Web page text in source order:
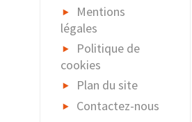
Mentions
légales
Politique de
cookies
Plan du site
Contactez-nous